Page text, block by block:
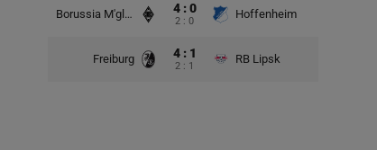
Borussia M'gladbach 4 : 0
2 : 0
Hoffenheim
Freiburg 4 : 1
2 : 1
RB Lipsk